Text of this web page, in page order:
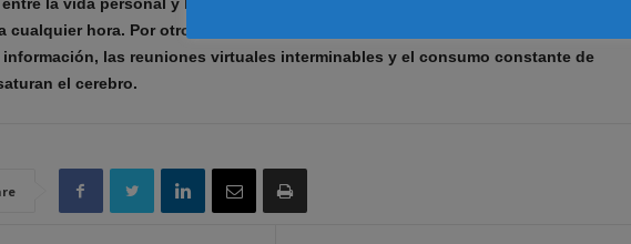
la vida personal y laboral desaparece, lo que lleva a responder correos o
cualquier hora. Por otro lado se destaca una sobrecarga cognitiva dado que el
información, las reuniones virtuales interminables y el consumo constante de
el cerebro.